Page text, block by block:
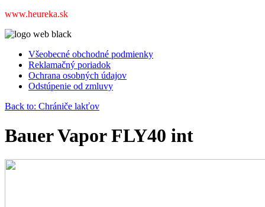
www.heureka.sk
Všeobecné obchodné podmienky
Reklamačný poriadok
Ochrana osobných údajov
Odstúpenie od zmluvy
Back to: Chrániče lakťov
Bauer Vapor FLY40 int